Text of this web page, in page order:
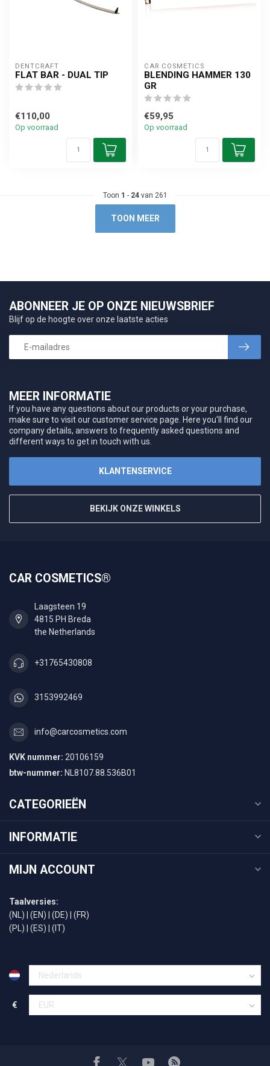
DENTCRAFT
FLAT BAR - DUAL TIP
€110,00
Op voorraad
CAR COSMETICS
BLENDING HAMMER 130
GR
€59,95
Op voorraad
Toon 1 - 24van 261
TOON MEER
MEER INFORMATIE
If you have any questions about our products or your purchase,
make sure to visit our customer service page. Here you'll find our
company details, answers to frequently asked questions and
different ways to get in touch with us.
KLANTENSERVICE
BEKIJK ONZE WINKELS
ABONNEER JE OP ONZE NIEUWSBRIEF
Blijf op de hoogte over onze laatste acties
CAR COSMETICS®
Laagsteen 19
4815 PH Breda
the Netherlands
+31765430808
3153992469
info@carcosmetics.com
KVK nummer: 20106159
btw-nummer: NL8107.88.536B01
CATEGORIEËN
INFORMATIE
MIJN ACCOUNT
Taalversies:
(NL)
(EN) (DE)
(FR)
(PL)
(ES) (IT)
€